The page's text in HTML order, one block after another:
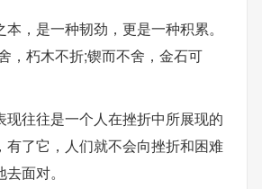
，是一种韧劲，更是一种积累。
，朽木不折;锲而不舍，金石可
现往往是一个人在挫折中所展现的
有了它，人们就不会向挫折和困难
面对。